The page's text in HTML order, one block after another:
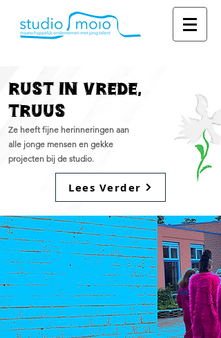
Rust in Vrede,
Truus
Ze heeft fijne herinneringen aan
alle jonge mensen en gekke
projecten bij de studio.
Lees Verder